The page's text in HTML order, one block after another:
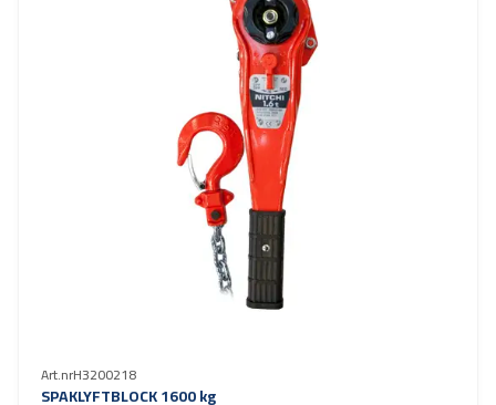
Art.nrH3200218
SPAKLYFTBLOCK 1600 kg